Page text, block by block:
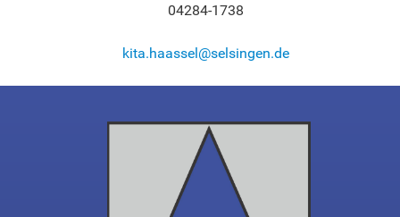
04284-1738
kita.haassel@selsingen.de